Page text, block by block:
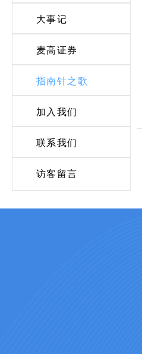
大事记
麦高证券
指南针之歌
加入我们
联系我们
访客留言